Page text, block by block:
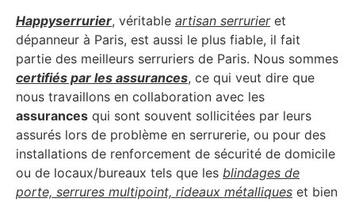
Happyserrurier, véritable artisan serrurieret
dépanneur à Paris, est aussi le plus fiable, il fait
partie des meilleurs serruriers de Paris. Nous sommes
certifiés par les assurances, ce qui veut dire que
nous travaillons en collaboration avec les
assurances qui sont souvent sollicitées par leurs
assurés lors de problème en serrurerie, ou pour des
installations de renforcement de sécurité de domicile
ou de locaux/bureaux tels que les blindages de
porte, serrures multipoint, rideaux métalliques et bien